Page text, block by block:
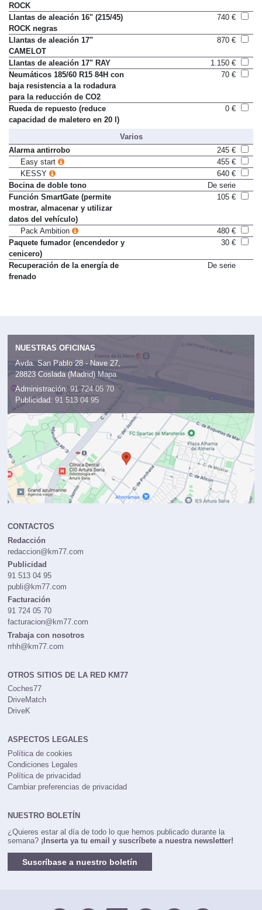
ROCK
Llantas de aleación 16" (215/45)
ROCK negras
740 €
Llantas de aleación 17"
CAMELOT
870 €
Llantas de aleación 17" RAY
1.150 €
Neumáticos 185/60 R15 84H con
baja resistencia a la rodadura
para la reducción de CO2
70 €
Rueda de repuesto (reduce
capacidad de maletero en 20 l)
0 €
Varios
Alarma antirrobo
245 €
Easy start
455 €
KESSY
640 €
Bocina de doble tono
De serie
Función SmartGate (permite
mostrar, almacenar y utilizar
datos del vehículo)
105 €
Pack Ambition
480 €
Paquete fumador (encendedor y
cenicero)
30 €
Recuperación de la energía de
frenado
De serie
NUESTRAS OFICINAS
Avda. San Pablo 28 - Nave 27,
28823 Coslada (Madrid) Mapa
Administración: 91 724 05 70
Publicidad: 91 513 04 95
CONTACTOS
Redacción
redaccion@km77.com
Publicidad
91 513 04 95
publi@km77.com
Facturación
91 724 05 70
facturacion@km77.com
Trabaja con nosotros
rrhh@km77.com
OTROS SITIOS DE LA RED KM77
Coches77
DriveMatch
DriveK
ASPECTOS LEGALES
Política de cookies
Condiciones Legales
Política de privacidad
Cambiar preferencias de privacidad
NUESTRO BOLETÍN
¿Quieres estar al día de todo lo que hemos publicado durante la
semana? ¡Inserta ya tu email y suscríbete a nuestra newsletter!
Suscríbase a nuestro boletín